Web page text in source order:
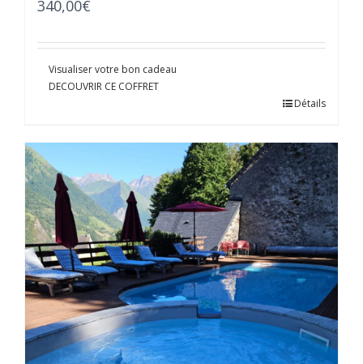
340,00€
Visualiser votre bon cadeau
DECOUVRIR CE COFFRET
Détails